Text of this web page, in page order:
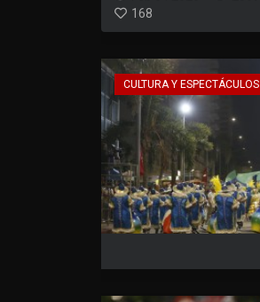
168
CULTURA Y ESPECTÁCULOS